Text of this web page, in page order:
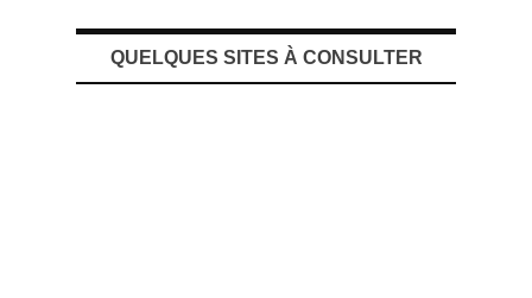
QUELQUES SITES À CONSULTER